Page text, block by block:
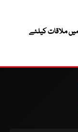
ملاقات کیلئے